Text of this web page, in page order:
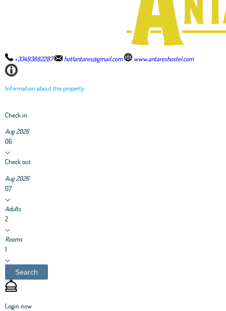
+33493882287 hot1antares@gmail.com www.antareshostel.com
Information about the property
Check in
Aug 2026
06
Check out
Aug 2026
07
Adults
2
Rooms
1
Search
Login now